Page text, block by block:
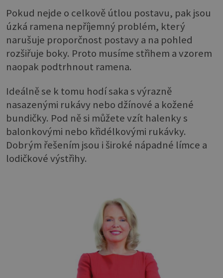
Pokud nejde o celkově útlou postavu, pak jsou
úzká ramena nepříjemný problém, který
narušuje proporčnost postavy a na pohled
rozšiřuje boky. Proto musíme střihem a vzorem
naopak podtrhnout ramena.
Ideálně se k tomu hodí saka s výrazně
nasazenými rukávy nebo džínové a kožené
bundičky. Pod ně si můžete vzít halenky s
balonkovými nebo křidélkovými rukávky.
Dobrým řešením jsou i široké nápadné límce a
lodičkové výstřihy.